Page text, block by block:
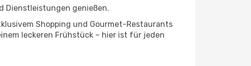
Dienstleistungen genießen.
Shopping und Gourmet-Restaurants
leckeren Frühstück – hier ist für jeden